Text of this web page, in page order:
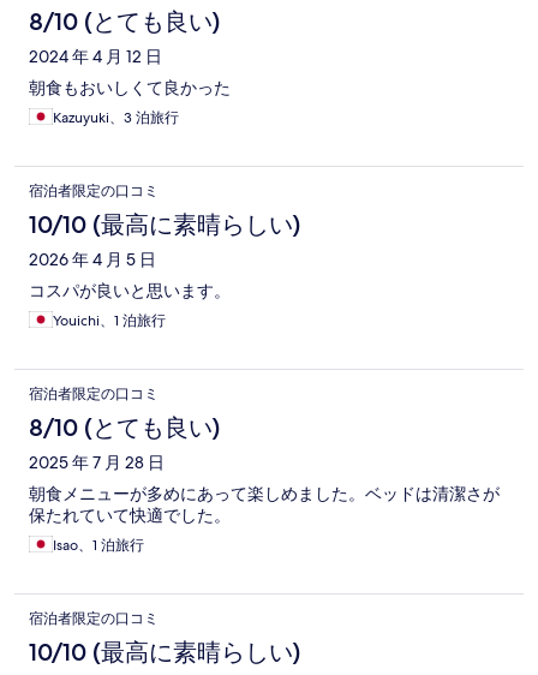
8/10 (とても良い)
2024 年 4 月 12 日
朝食もおいしくて良かった
Kazuyuki、3 泊旅行
宿泊者限定の口コミ
10/10 (最高に素晴らしい)
2026 年 4 月 5 日
コスパが良いと思います。
Youichi、1 泊旅行
宿泊者限定の口コミ
8/10 (とても良い)
2025 年 7 月 28 日
朝食メニューが多めにあって楽しめました。ベッドは清潔さが
保たれていて快適でした。
Isao、1 泊旅行
宿泊者限定の口コミ
10/10 (最高に素晴らしい)